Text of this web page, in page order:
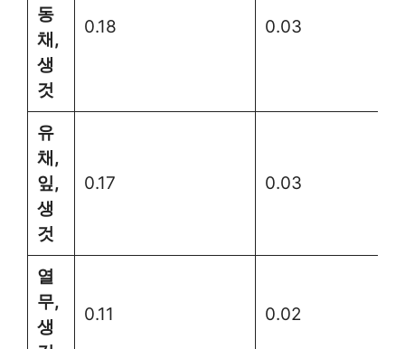
동
채,
생
것
0.18 0.03
유
채,
잎,
생
것
0.17 0.03
열
무,
생
0.11 0.02